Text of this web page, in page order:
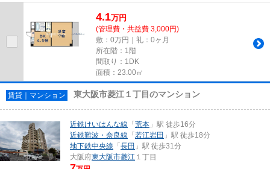
物件です！駅から徒歩8分に...
4.1万円
(管理費・共益費 3,000円)
敷：0万円｜礼：0ヶ月
所在階：1階
間取り：1DK
面積：23.00㎡
賃貸｜マンション 東大阪市菱江１丁目のマンション
近鉄けいはんな線 「荒本 」駅 徒歩16分
近鉄難波・奈良線 「若江岩田 」駅 徒歩18分
地下鉄中央線 「長田 」駅 徒歩31分
大阪府東大阪市菱江 １丁目